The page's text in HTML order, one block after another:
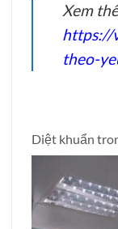
Xem
https://
theo-
Diệt khuẩn